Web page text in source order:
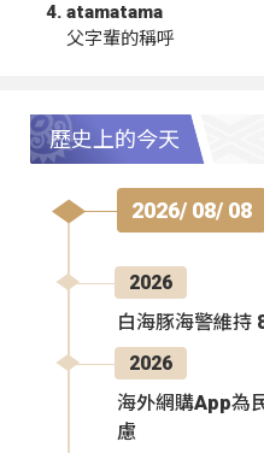
atamatama
父字輩的稱呼
歷史上的今天
2026/ 08/ 08
2026
白海豚海警維持
2026
海外網購App為
慮